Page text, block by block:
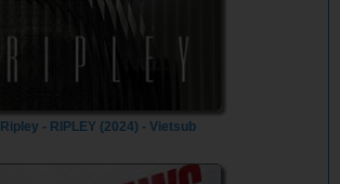
Ripley - RIPLEY (2024) - Vietsub